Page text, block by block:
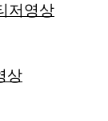
저영상
상